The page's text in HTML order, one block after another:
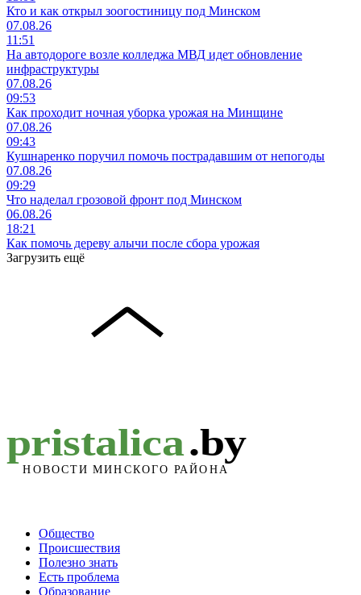
Кто и как открыл зоогостиницу под Минском
07.08.26
11:51
На автодороге возле колледжа МВД идет обновление
инфраструктуры
07.08.26
09:53
Как проходит ночная уборка урожая на Минщине
07.08.26
09:43
Кушнаренко поручил помочь пострадавшим от непогоды
07.08.26
09:29
Что наделал грозовой фронт под Минском
06.08.26
18:21
Как помочь дереву алычи после сбора урожая
Загрузить ещё
Общество
Происшествия
Полезно знать
Есть проблема
Образование